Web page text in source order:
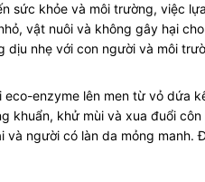
sức khỏe và môi trường, việc
vật nuôi và không gây hại
dịu nhẹ với con người và môi
enzyme lên men từ vỏ
khử mùi và xua đuổi
người có làn da mỏng